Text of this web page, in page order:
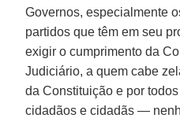
Governos, especialmente
partidos que têm em seu
exigir o cumprimento da
Judiciário, a quem cabe
da Constituição e por
cidadãos e cidadãs —